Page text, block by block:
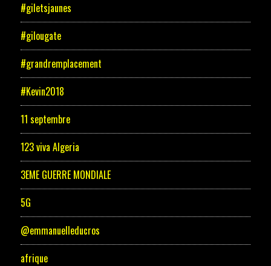
#giletsjaunes
#gilougate
#grandremplacement
#Kevin2018
11 septembre
123 viva Algeria
3EME GUERRE MONDIALE
5G
@emmanuelleducros
afrique